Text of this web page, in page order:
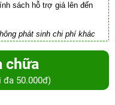
sách hỗ trợ giá lên đến
phát sinh chi phí khác
chữa
đa 50.000đ)